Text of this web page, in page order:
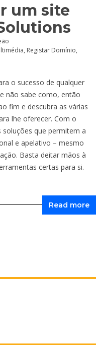
um site
, Registar Domínio,
o sucesso de qualquer
não sabe como, então
fim e descubra as várias
lhe oferecer. Com o
que permitem a
e apelativo – mesmo
Basta deitar mãos à
certas para si.
Read more